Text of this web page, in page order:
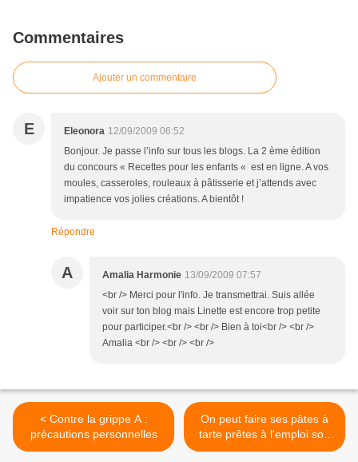
Commentaires
Ajouter un commentaire
E Eleonora 12/09/2009 06:52
Bonjour. Je passe l’info sur tous les blogs. La 2 ème édition
du concours « Recettes pour les enfants « est en ligne. A vos
moules, casseroles, rouleaux à pâtisserie et j’attends avec
impatience vos jolies créations. A bientôt !
Répondre
A Amalia Harmonie 13/09/2009 07:57
<br /> Merci pour l'info. Je transmettrai. Suis allée
voir sur ton blog mais Linette est encore trop petite
pour participer.<br /> <br /> Bien à toi<br /> <br />
Amalia <br /> <br /> <br />
< Contre la grippe A :
précautions personnelles
On peut faire ses pâtes à
tarte prêtes à l'emploi soi-
même ! >